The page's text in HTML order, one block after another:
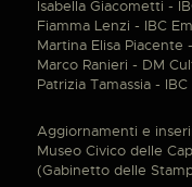
Isabella Giacometti -
Fiamma Lenzi - IBC
Martina Elisa Piacente
Marco Ranieri - DM
Patrizia Tamassia -
Aggiornamenti e
Museo Civico delle
(Gabinetto delle